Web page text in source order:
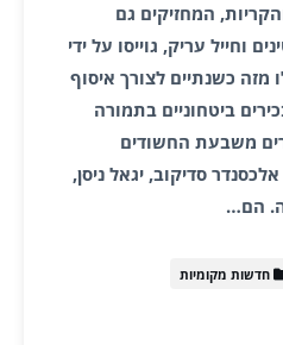
המחזיקים גם
וחייל עריק, גוייסו על ידי
מזה כשנתיים לצורך איסוף
ביטחוניים בתמורה
משבעת החשודים
סדיקוב, יגאל ניסן,
הם…
חדשות מקומיות